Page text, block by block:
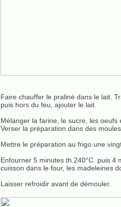
Faire chauffer le praliné dans le lait.
puis hors du feu, ajouter le lait.
Mélanger la farine, le sucre, les oeufs
Verser la préparation dans des
Mettre le préparation au frigo une
Enfourner 5 minutes th.240°C. puis 4
cuisson dans le four, les madeleines
Laisser refroidir avant de démouler.